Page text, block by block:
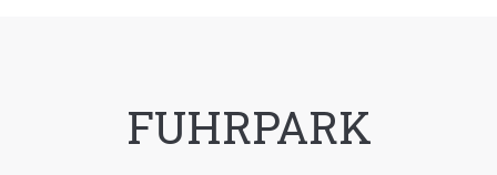
FUHRPARK